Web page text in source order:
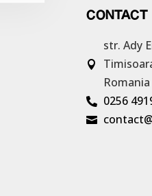
CONTACT

str. Ady
Romania
 0256
